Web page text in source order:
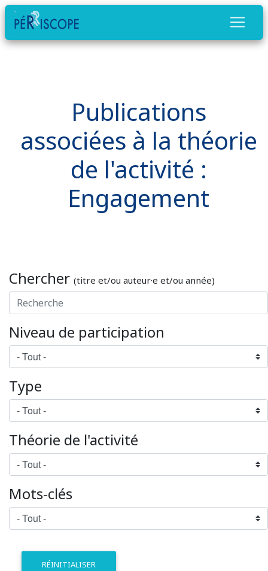
Publications
associées à la théorie
de l'activité :
Engagement
Chercher (titre et/ou auteur·e et/ou année)
Niveau de participation
Type
Théorie de l'activité
Mots-clés
RÉINITIALISER